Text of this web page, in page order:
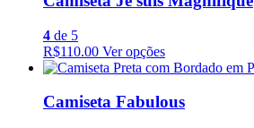
4 de 5
R$110.00 Ver opções
Camiseta Fabulous